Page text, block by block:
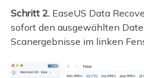
Schritt 2. EaseUS Data
sofort den ausgewählten
Scanergebnisse im linken